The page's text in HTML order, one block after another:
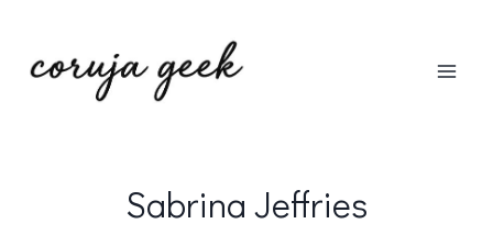
Sabrina Jeffries